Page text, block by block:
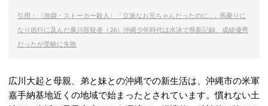
引用：〈池袋・ストーカー殺人〉「立派なお兄ちゃんだったのに…」馬乗りに
なり凶行に及んだ廣川容疑者（26）沖縄少年時代は水泳で県新記録、成績優秀
だったが受験に失敗
広川大起と母親、弟と妹との沖縄での新生活は、沖縄市の米軍
嘉手納基地近くの地域で始まったとされています。慣れない土